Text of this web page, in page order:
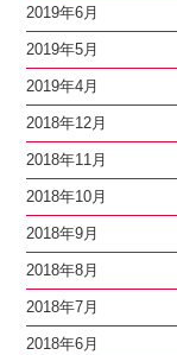
2019年6月
2019年5月
2019年4月
2018年12月
2018年11月
2018年10月
2018年9月
2018年8月
2018年7月
2018年6月